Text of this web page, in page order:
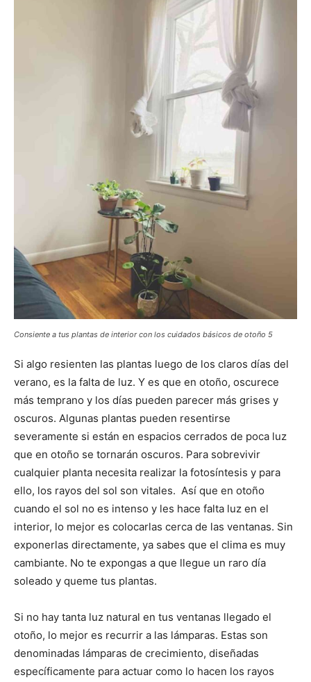
Consiente a tus plantas de interior con los cuidados básicos de otoño 5
Si algo resienten las plantas luego de los claros días del
verano, es la falta de luz. Y es que en otoño, oscurece
más temprano y los días pueden parecer más grises y
oscuros. Algunas plantas pueden resentirse
severamente si están en espacios cerrados de poca luz
que en otoño se tornarán oscuros. Para sobrevivir
cualquier planta necesita realizar la fotosíntesis y para
ello, los rayos del sol son vitales. Así que en otoño
cuando el sol no es intenso y les hace falta luz en el
interior, lo mejor es colocarlas cerca de las ventanas. Sin
exponerlas directamente, ya sabes que el clima es muy
cambiante. No te expongas a que llegue un raro día
soleado y queme tus plantas.
Si no hay tanta luz natural en tus ventanas llegado el
otoño, lo mejor es recurrir a las lámparas. Estas son
denominadas lámparas de crecimiento, diseñadas
específicamente para actuar como lo hacen los rayos